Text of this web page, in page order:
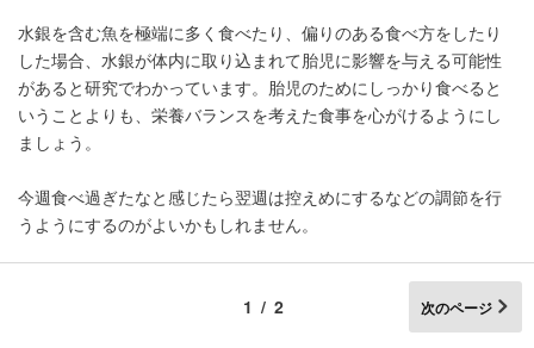
水銀を含む魚を極端に多く食べたり、偏りのある食べ方をしたり
した場合、水銀が体内に取り込まれて胎児に影響を与える可能性
があると研究でわかっています。胎児のためにしっかり食べると
いうことよりも、栄養バランスを考えた食事を心がけるようにし
ましょう。
今週食べ過ぎたなと感じたら翌週は控えめにするなどの調節を行
うようにするのがよいかもしれません。
1/2 次のページ